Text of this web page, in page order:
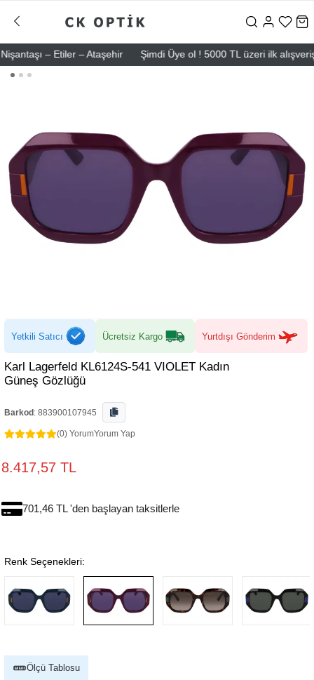
– Etiler – Ataşehir Şimdi Üye ol ! 5000 TL üzeri ilk
Yetkili Satıcı Ücretsiz Kargo Yurtdışı Gönderim
Karl Lagerfeld KL6124S-541 VIOLET Kadın
Güneş Gözlüğü
Barkod : 883900107945
(0) YorumYorum Yap
8.417,57 TL
701,46 TL 'den başlayan taksitlerle
Renk Seçenekleri:
Ölçü Tablosu